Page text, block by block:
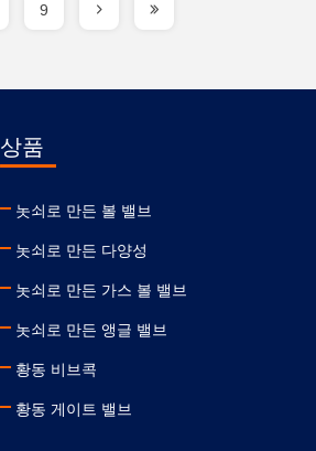
9
상품
놋쇠로 만든 볼 밸브
놋쇠로 만든 다양성
놋쇠로 만든 가스 볼 밸브
놋쇠로 만든 앵글 밸브
황동 비브콕
황동 게이트 밸브